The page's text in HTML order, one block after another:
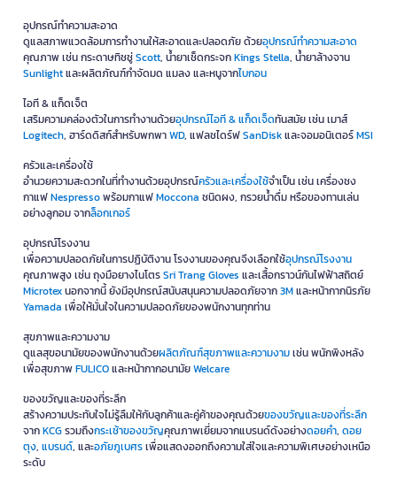
อุปกรณ์ทำความสะอาด
ดูแลสภาพแวดล้อมการทำงานให้สะอาดและปลอดภัย ด้วยอุปกรณ์ทำความสะอาด
คุณภาพ เช่น กระดาษทิชชู่Scott, น้ำยาเช็ดกระจกKings Stella, น้ำยาล้างจาน
Sunlightและผลิตภัณฑ์กำจัดมด แมลง และหนูจากไบกอน
ไอที & แก็ดเจ็ต
เสริมความคล่องตัวในการทำงานด้วยอุปกรณ์ไอที & แก็ดเจ็ดทันสมัย เช่น เมาส์
Logitech, ฮาร์ดดิสก์สำหรับพกพาWD, แฟลชไดร์ฟSanDiskและจอมอนิเตอร์MSI
ครัวและเครื่องใช้
อำนวยความสะดวกในที่ทำงานด้วยอุปกรณ์ครัวและเครื่องใช้จำเป็น เช่น เครื่องชง
กาแฟNespressoพร้อมกาแฟMoccona ชนิดผง, กรวยน้ำดื่ม หรือของทานเล่น
อย่างลูกอม จากล็อกเกอร์
อุปกรณ์โรงงาน
เพื่อความปลอดภัยในการปฏิบัติงาน โรงงานของคุณจึงเลือกใช้อุปกรณ์โรงงาน
คุณภาพสูง เช่น ถุงมือยางไนโตรSri Trang Gloves และเสื้อกราวน์กันไฟฟ้าสถิตย์
Microtexนอกจากนี้ ยังมีอุปกรณ์สนับสนุนความปลอดภัยจาก3Mและหน้ากากนิรภัย
Yamada เพื่อให้มั่นใจในความปลอดภัยของพนักงานทุกท่าน
สุขภาพและความงาม
ดูแลสุขอนามัยของพนักงานด้วยผลิตภัณฑ์สุขภาพและความงามเช่น พนักพิงหลัง
เพื่อสุขภาพFULICOและหน้ากากอนามัยWelcare
ของขวัญและของที่ระลึก
สร้างความประทับใจไม่รู้ลืมให้กับลูกค้าและคู่ค้าของคุณด้วยของขวัญและของที่ระลึก
จากKCGรวมถึงกระเช้าของขวัญคุณภาพเยี่ยมจากแบรนด์ดังอย่างดอยคำ, ดอย
ตุง, แบรนด์, และอภัยภูเบศรเพื่อแสดงออกถึงความใส่ใจและความพิเศษอย่างเหนือ
ระดับ